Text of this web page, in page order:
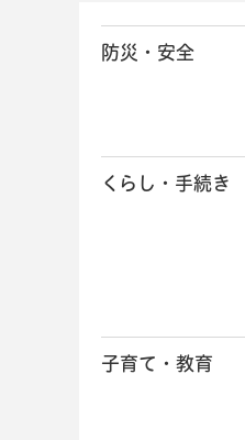
防災・安全
くらし・手続き
子育て・教育